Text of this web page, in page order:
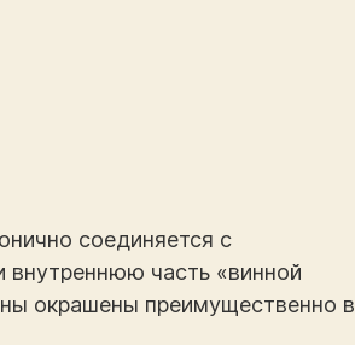
соединяется с
внутреннюю часть «винной
окрашены преимущественно в